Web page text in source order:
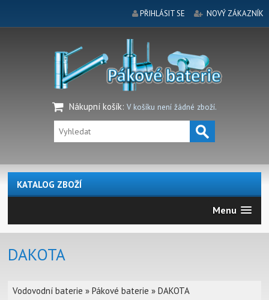
PŘIHLÁSIT SE NOVÝ ZÁKAZNÍK
Nákupní košík: V košíku není žádné zboží.
KATALOG ZBOŽÍ
Menu
DAKOTA
Vodovodní baterie »Pákové baterie »DAKOTA